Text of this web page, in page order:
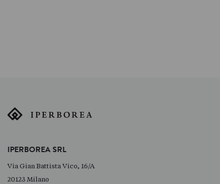
IPERBOREA SRL
Via Gian Battista Vico, 16/A
20123 Milano